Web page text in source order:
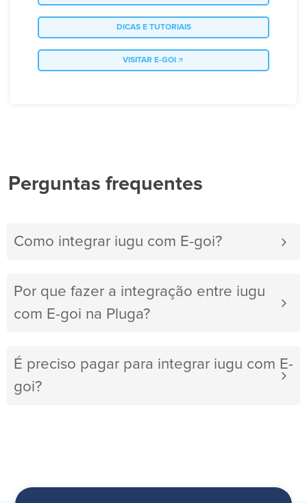
DICAS E TUTORIAIS
VISITAR E-GOI
Perguntas frequentes
Como integrar iugu com E-goi?
Por que fazer a integração entre iugu
com E-goi na Pluga?
É preciso pagar para integrar iugu com E-
goi?